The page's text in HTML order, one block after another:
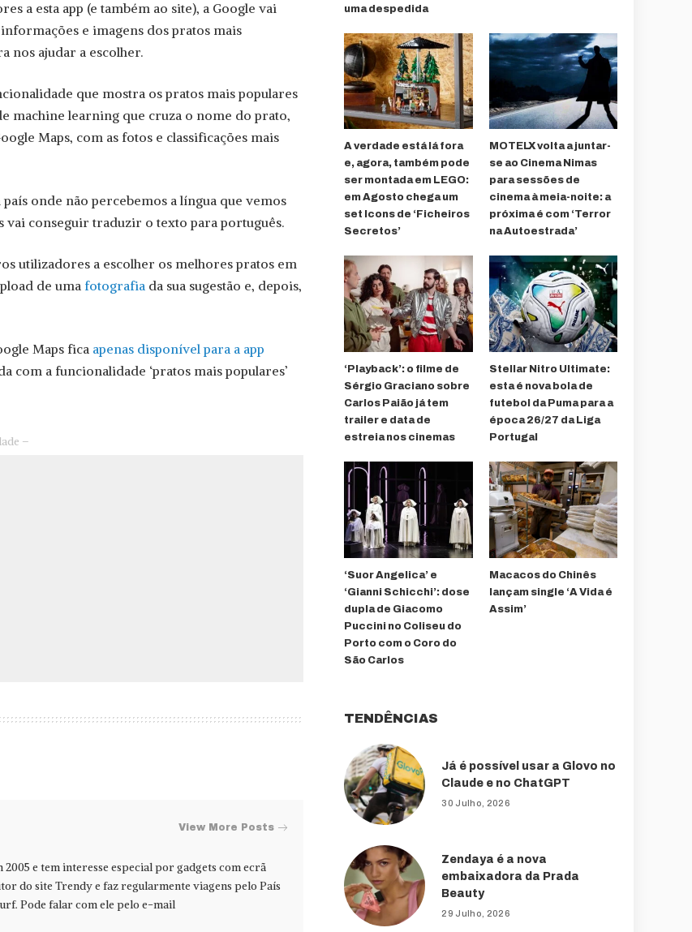
a esta app (e também ao site), a Google vai
e imagens dos pratos mais
nos ajudar a escolher.
que mostra os pratos mais populares
machine learning que cruza o nome do prato,
Maps, com as fotos e classificações mais
onde não percebemos a língua que vemos
vai conseguir traduzir o texto para português.
utilizadores a escolher os melhores pratos em
de uma fotografia da sua sugestão e, depois,
Maps fica apenas disponível para a app
com a funcionalidade ‘pratos mais populares’
–
View More Posts
e tem interesse especial por gadgets com ecrã
do site Trendy e faz regularmente viagens pelo País
Pode falar com ele pelo e-mail
uma despedida
A verdade está lá fora
e, agora, também pode
ser montada em LEGO:
em Agosto chega um
set Icons de ‘Ficheiros
Secretos’
MOTELX volta a juntar-
se ao Cinema Nimas
para sessões de
cinema à meia-noite: a
próxima é com ‘Terror
na Autoestrada’
‘Playback’: o filme de
Sérgio Graciano sobre
Carlos Paião já tem
trailer e data de
estreia nos cinemas
Stellar Nitro Ultimate:
esta é nova bola de
futebol da Puma para a
época 26/27 da Liga
Portugal
‘Suor Angelica’ e
‘Gianni Schicchi’: dose
dupla de Giacomo
Puccini no Coliseu do
Porto com o Coro do
São Carlos
Macacos do Chinês
lançam single ‘A Vida é
Assim’
TENDÊNCIAS
Já é possível usar a Glovo no
Claude e no ChatGPT
30 Julho, 2026
Zendaya é a nova
embaixadora da Prada
Beauty
29 Julho, 2026